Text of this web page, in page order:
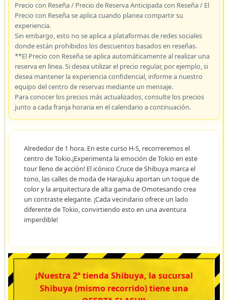
Precio con Reseña / Precio de Reserva Anticipada con Reseña / El
Precio con Reseña se aplica cuando planea compartir su
experiencia.
Sin embargo, esto no se aplica a plataformas de redes sociales
donde están prohibidos los descuentos basados en reseñas.
**El Precio con Reseña se aplica automáticamente al realizar una
reserva en línea. Si desea utilizar el precio regular, por ejemplo, si
desea mantener la experiencia confidencial, informe a nuestro
equipo del centro de reservas mediante un mensaje.
Para conocer los precios más actualizados, consulte los precios
junto a cada franja horaria en el calendario a continuación.
Alrededor de 1 hora. En este curso H-S, recorreremos el
centro de Tokio.¡Experimenta la emoción de Tokio en este
tour lleno de acción! El icónico Cruce de Shibuya marca el
tono, las calles de moda de Harajuku aportan un toque de
color y la arquitectura de alta gama de Omotesando crea
un contraste elegante. ¡Cada vecindario ofrece un lado
diferente de Tokio, convirtiendo esto en una aventura
imperdible!
¡Nuestra 2ª tienda Shibuya, la sucursal
Shibuya (mismo recorrido) tiene una